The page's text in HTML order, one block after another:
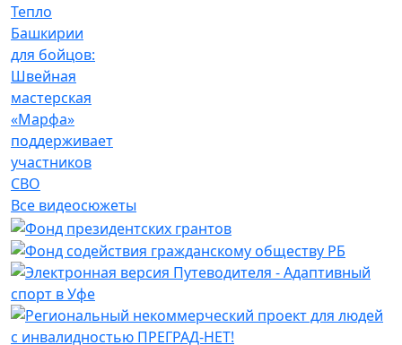
Тепло
Башкирии
для бойцов:
Швейная
мастерская
«Марфа»
поддерживает
участников
СВО
Все видеосюжеты